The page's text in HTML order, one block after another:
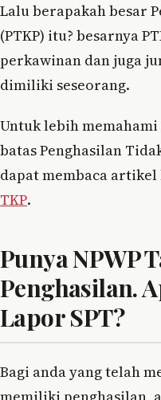
Lalu berapakah besar
(PTKP) itu? besarnya
perkawinan dan juga
dimiliki seseorang.
Untuk lebih
batas Penghasilan
dapat membaca
TKP.
Punya NPWP
Penghasilan.
Lapor SPT?
Bagi anda yang telah